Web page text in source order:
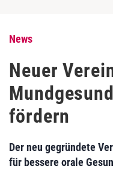
News
Neuer
fördern
Der neu gegründete
für bessere orale